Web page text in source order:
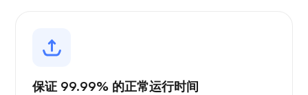
保证 99.99% 的正常运行时间